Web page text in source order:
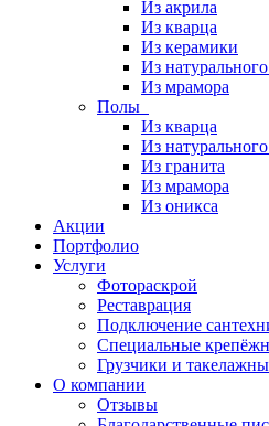
Из акрила
Из кварца
Из керамики
Из
Из мрамора
Полы
Из кварца
Из
Из гранита
Из мрамора
Из оникса
Акции
Портфолио
Услуги
Фотораскрой
Реставрация
Подключение
Специальные
Грузчики и
О компании
Отзывы